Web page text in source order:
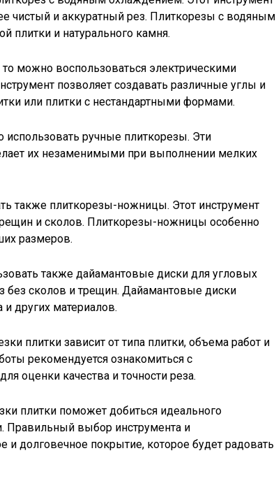
чистый и аккуратный рез. Плиткорезы с водяным
плитки и натурального камня.
можно воспользоваться электрическими
позволяет создавать различные углы и
или плитки с нестандартными формами.
ручные плиткорезы. Эти
их незаменимыми при выполнении мелких
также плиткорезы-ножницы. Этот инструмент
и сколов. Плиткорезы-ножницы особенно
размеров.
также дайамантовые диски для угловых
сколов и трещин. Дайамантовые диски
других материалов.
плитки зависит от типа плитки, объема работ и
рекомендуется ознакомиться с
оценки качества и точности реза.
плитки поможет добиться идеального
Правильный выбор инструмента и
и долговечное покрытие, которое будет радовать